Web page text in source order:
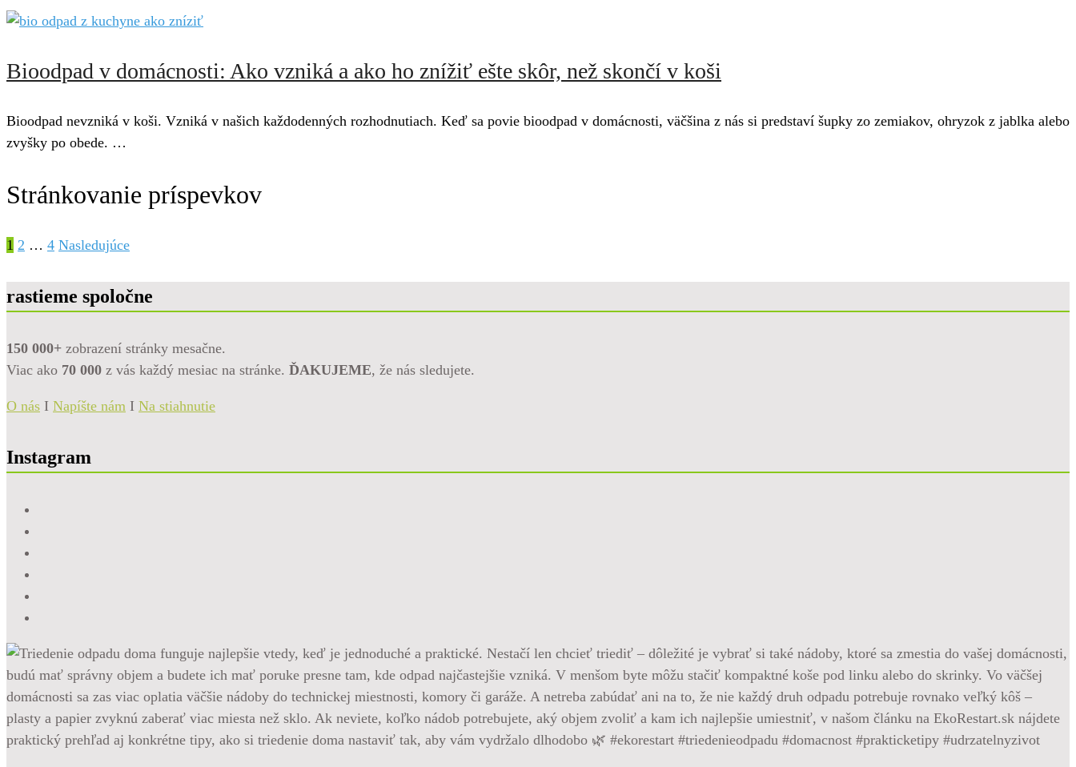
Bioodpad v domácnosti: Ako vzniká a ako ho znížiť ešte skôr, než skončí v koši
Bioodpad nevzniká v koši. Vzniká v našich každodenných rozhodnutiach. Keď sa povie bioodpad v domácnosti, väčšina z nás si predstaví šupky zo zemiakov, ohryzok z jablka alebo
zvyšky po obede. …
Stránkovanie príspevkov
1 2 … 4 Nasledujúce
rastieme spoločne
150 000+ zobrazení stránky mesačne.
Viac ako 70 000 z vás každý mesiac na stránke. ĎAKUJEME, že nás sledujete.
O nás I Napíšte nám I Na stiahnutie
Instagram